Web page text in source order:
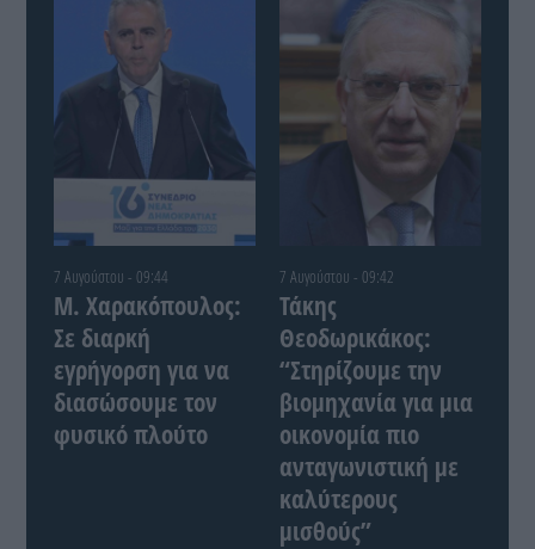
7 Αυγούστου - 09:44
Μ. Χαρακόπουλος:
Σε διαρκή
εγρήγορση για να
διασώσουμε τον
φυσικό πλούτο
7 Αυγούστου - 09:42
Τάκης
Θεοδωρικάκος:
“Στηρίζουμε την
βιομηχανία για μια
οικονομία πιο
ανταγωνιστική με
καλύτερους
μισθούς”